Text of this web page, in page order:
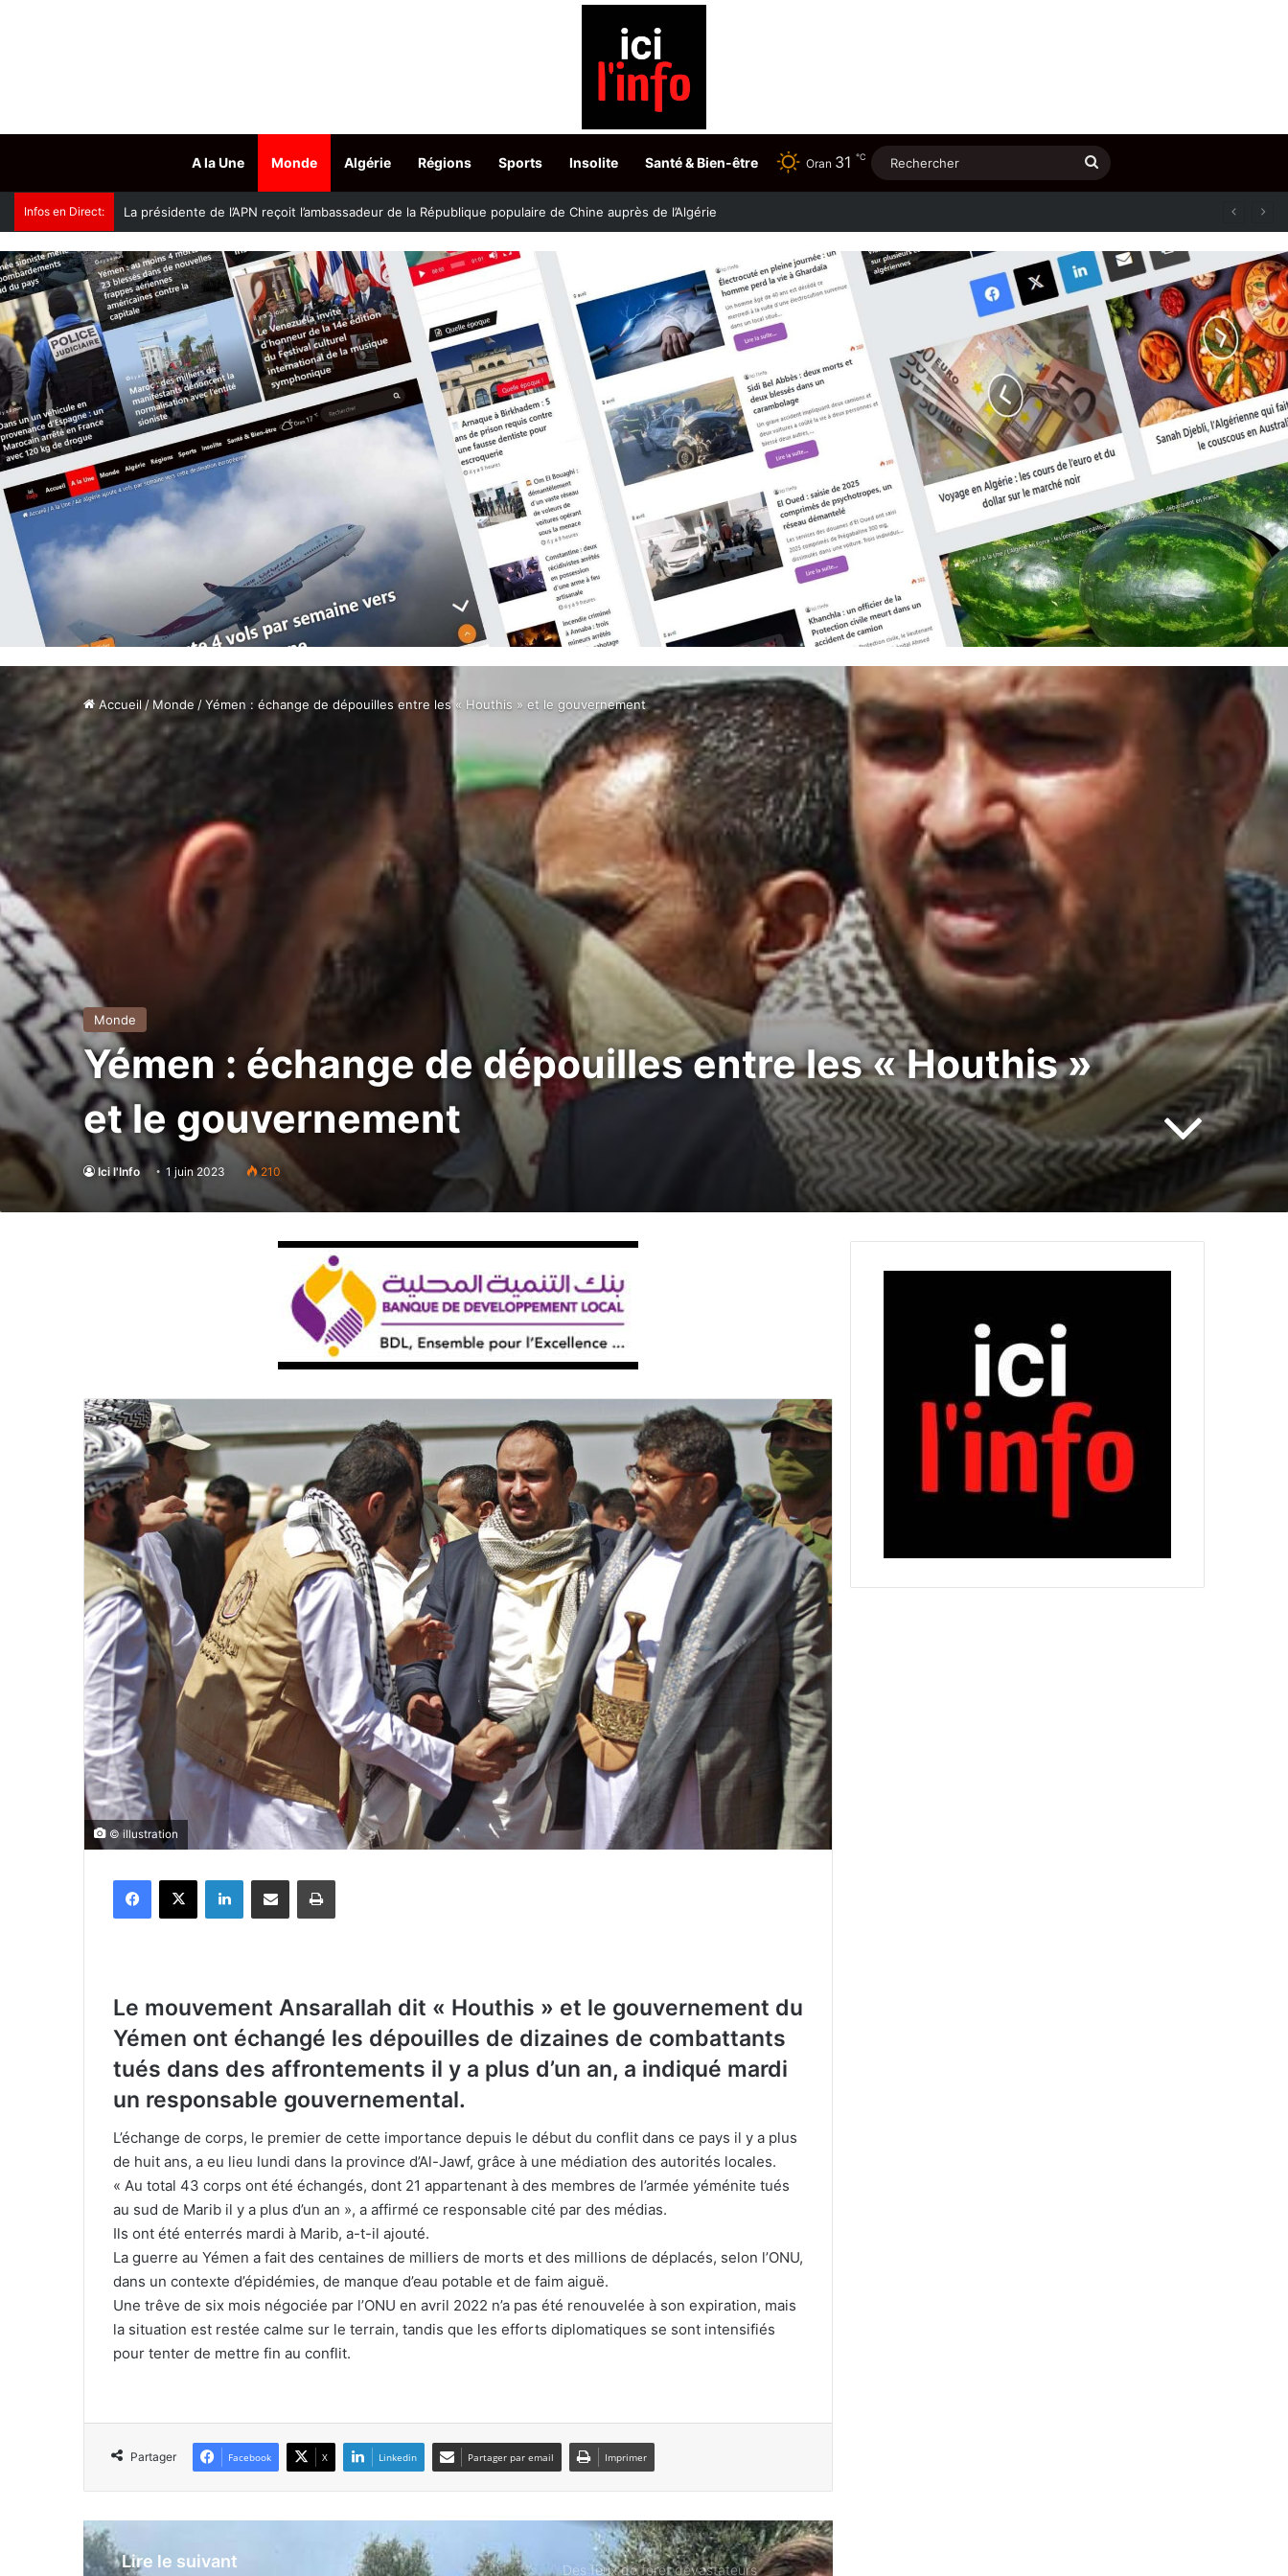
A la Une Monde Algérie Régions Sports Insolite Santé & Bien-être Oran 31 ℃ Rechercher
Infos en Direct: Accès aux grades hospitalo-universitaires : le ministère fixe les dates du choix des postes
Accueil/ Monde /Yémen : échange de dépouilles entre les « Houthis » et le gouvernement
Monde
Yémen : échange de dépouilles entre les « Houthis »
et le gouvernement
Ici l'Info 1 juin 2023 210
© illustration
Le mouvement Ansarallah dit « Houthis » et le gouvernement du
Yémen ont échangé les dépouilles de dizaines de combattants
tués dans des affrontements il y a plus d’un an, a indiqué mardi
un responsable gouvernemental.
L’échange de corps, le premier de cette importance depuis le début du conflit dans ce pays il y a plus
de huit ans, a eu lieu lundi dans la province d’Al-Jawf, grâce à une médiation des autorités locales.
« Au total 43 corps ont été échangés, dont 21 appartenant à des membres de l’armée yéménite tués
au sud de Marib il y a plus d’un an », a affirmé ce responsable cité par des médias.
Ils ont été enterrés mardi à Marib, a-t-il ajouté.
La guerre au Yémen a fait des centaines de milliers de morts et des millions de déplacés, selon l’ONU,
dans un contexte d’épidémies, de manque d’eau potable et de faim aiguë.
Une trêve de six mois négociée par l’ONU en avril 2022 n’a pas été renouvelée à son expiration, mais
la situation est restée calme sur le terrain, tandis que les efforts diplomatiques se sont intensifiés
pour tenter de mettre fin au conflit.
Partager Facebook X Linkedin Partager par email Imprimer
Lire le suivant
Présidence turque : les récentes
attaques de l’armée sioniste à Ghaza
Chine : 4 morts et 2 blessés dans un
incendie d’immeuble au centre du
pays
morts en essayant de gagner l’enclave
de Ceuta
Royaume-Uni : hausse des
sur l’Espagne
ravagent le nord-ouest américain